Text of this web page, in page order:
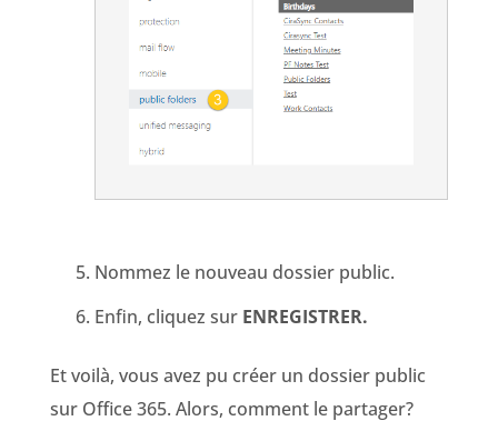
Nommez le nouveau dossier public.
Enfin, cliquez sur ENREGISTRER.
Et voilà, vous avez pu créer un dossier public
sur Office 365. Alors, comment le partager?